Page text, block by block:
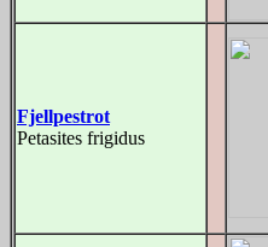
Fjellpestrot
Petasites frigidus